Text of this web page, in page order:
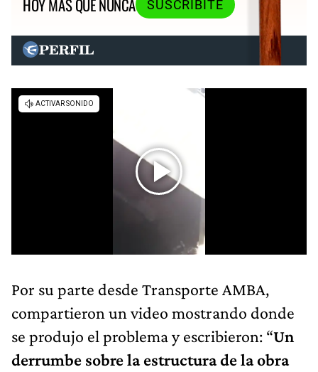
HOY MÁS QUE NUNCA SUSCRIBITE
Por su parte desde Transporte AMBA,
compartieron un video mostrando donde
se produjo el problema y escribieron: “Un
derrumbe sobre la estructura de la obra